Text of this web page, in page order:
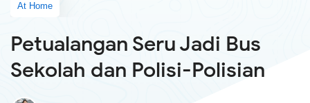
At Home
Petualangan Seru Jadi Bus
Sekolah dan Polisi-Polisian